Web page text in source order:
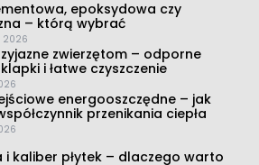
epoksydowa czy
– którą wybrać
2026
zwierzętom – odporne
i łatwe czyszczenie
energooszczędne – jak
przenikania ciepła
i kaliber płytek – dlaczego warto